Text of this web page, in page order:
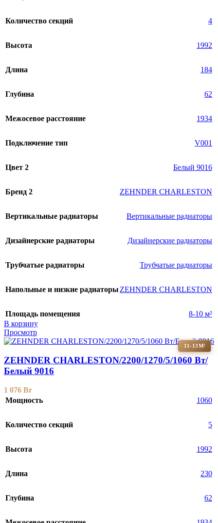
Количество секций 4
Высота 1992
Длина 184
Глубина 62
Межосевое расстояние 1934
Подключение тип V001
Цвет 2 Белый 9016
Бренд 2 ZEHNDER CHARLESTON
Вертикальные радиаторы Вертикальные радиаторы
Дизайнерские радиаторы Дизайнерские радиаторы
Трубчатые радиаторы Трубчатые радиаторы
Напольные и низкие радиаторы ZEHNDER CHARLESTON
Площадь помещения
8-10 м²
В корзину
Просмотр
11-13М²
ZEHNDER CHARLESTON/2200/1270/5/1060 Вт/
Белый 9016
1 076 Br
Мощность
1060
Количество секций 5
Высота 1992
Длина 230
Глубина 62